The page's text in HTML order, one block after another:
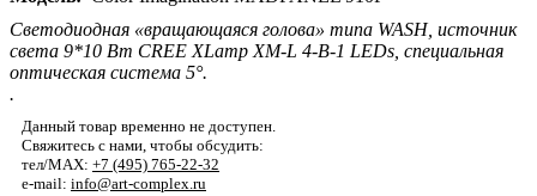
Cветодиодная «вращающаяся голова» типа WASH, источник
света 9*10 Вт CREE XLamp XM-L 4-В-1 LEDs, специальная
оптическая система 5°.
.
Данный товар временно не доступен.
Свяжитесь с нами, чтобы обсудить:
тел/MAX: +7 (495) 765-22-32
e-mail: info@art-complex.ru